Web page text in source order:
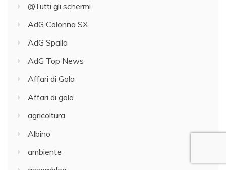
@Tutti gli schermi
AdG Colonna SX
AdG Spalla
AdG Top News
Affari di Gola
Affari di gola
agricoltura
Albino
ambiente